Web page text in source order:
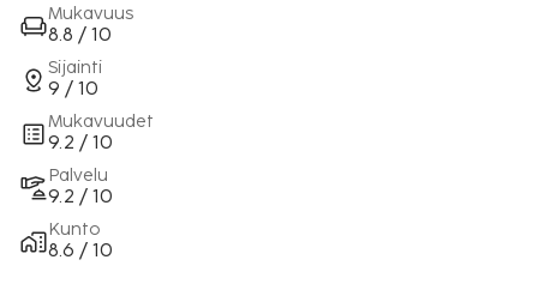
Mukavuus
8.8 / 10
Sijainti
9 / 10
Mukavuudet
9.2 / 10
Palvelu
9.2 / 10
Kunto
8.6 / 10